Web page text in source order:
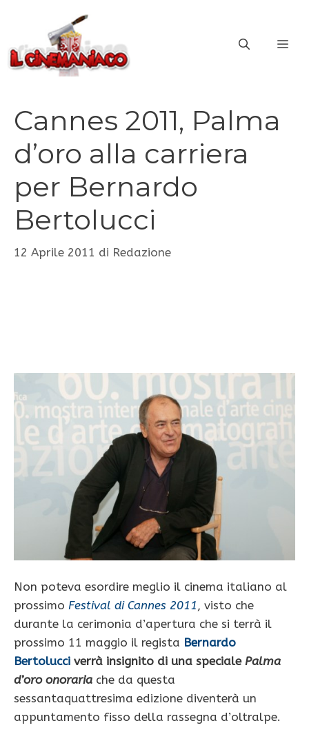
contenuto
Cannes 2011, Palma
d’oro alla carriera
per Bernardo
Bertolucci
12 Aprile 2011 di Redazione
Non poteva esordire meglio il cinema italiano al
prossimo Festival di Cannes 2011 , visto che
durante la cerimonia d’apertura che si terrà il
prossimo 11 maggio il regista Bernardo
Bertolucci verrà insignito di una speciale Palma
d’oro onoraria che da questa
sessantaquattresima edizione diventerà un
appuntamento fisso della rassegna d’oltralpe.